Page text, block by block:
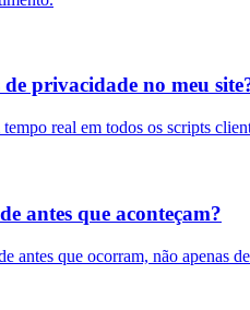
privacidade no meu
real em todos os scripts
antes que aconteçam?
que ocorram, não apenas